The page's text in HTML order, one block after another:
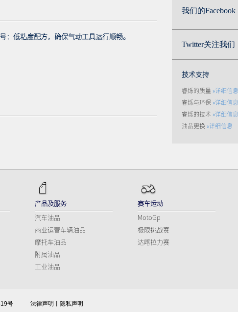
：低粘度配方，确保气动工具运行顺畅。
我们的Facebook
Twitter关注我们
技术支持
睿烁的质量 »详细信息
睿烁与环保 »详细信息
睿烁的技术 »详细信息
油品更换 »详细信息
产品及服务
汽车油品
商业运营车辆油品
摩托车油品
附属油品
工业油品
赛车运动
MotoGp
极限挑战赛
达喀拉力赛
号 法律声明 隐私声明